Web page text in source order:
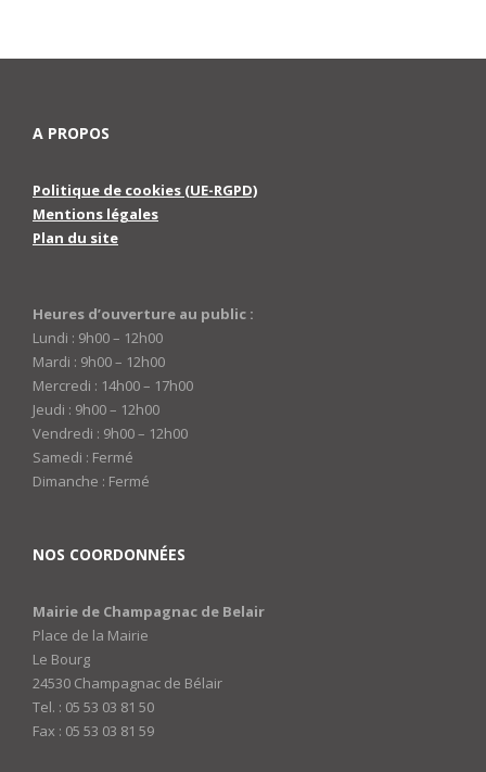
A PROPOS
Politique de cookies (UE-RGPD)
Mentions légales
Plan du site
Heures d’ouverture au public :
Lundi : 9h00 – 12h00
Mardi : 9h00 – 12h00
Mercredi : 14h00 – 17h00
Jeudi : 9h00 – 12h00
Vendredi : 9h00 – 12h00
Samedi : Fermé
Dimanche : Fermé
NOS COORDONNÉES
Mairie de Champagnac de Belair
Place de la Mairie
Le Bourg
24530 Champagnac de Bélair
Tel. : 05 53 03 81 50
Fax : 05 53 03 81 59